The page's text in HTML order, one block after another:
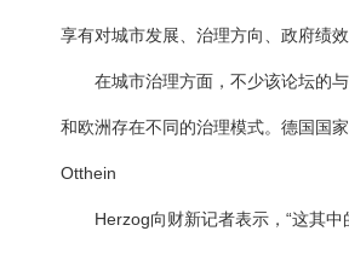
享有对城市发展、治理方向、政府绩效
在城市治理方面，不少该论坛的与
和欧洲存在不同的治理模式。德国国
Otthein
Herzog向财新记者表示，“这其中